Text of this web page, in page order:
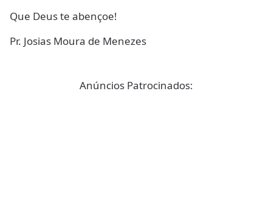
Que Deus te abençoe!
Pr. Josias Moura de Menezes
Anúncios Patrocinados: